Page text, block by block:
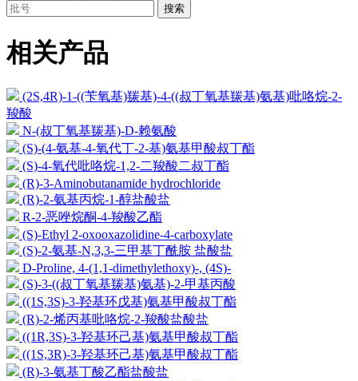
搜索
相关产品
(2S,4R)-1-((苄氧基)羰基)-4-((叔丁氧基羰基)氨基)吡咯烷-2-
羧酸
N-(叔丁氧基羰基)-D-赖氨酸
(S)-(4-氨基-4-氧代丁-2-基)氨基甲酸叔丁酯
(S)-4-氧代吡咯烷-1,2-二羧酸二叔丁酯
(R)-3-Aminobutanamide hydrochloride
(R)-2-氨基丙烷-1-醇盐酸盐
R-2-恶唑烷酮-4-羧酸乙酯
(S)-Ethyl 2-oxooxazolidine-4-carboxylate
(S)-2-氨基-N,3,3-三甲基丁酰胺 盐酸盐
D-Proline, 4-(1,1-dimethylethoxy)-, (4S)-
(S)-3-((叔丁氧基羰基)氨基)-2-甲基丙酸
((1S,3S)-3-羟基环戊基)氨基甲酸叔丁酯
(R)-2-烯丙基吡咯烷-2-羧酸盐酸盐
((1R,3S)-3-羟基环己基)氨基甲酸叔丁酯
((1S,3R)-3-羟基环己基)氨基甲酸叔丁酯
(R)-3-氨基丁酸乙酯盐酸盐